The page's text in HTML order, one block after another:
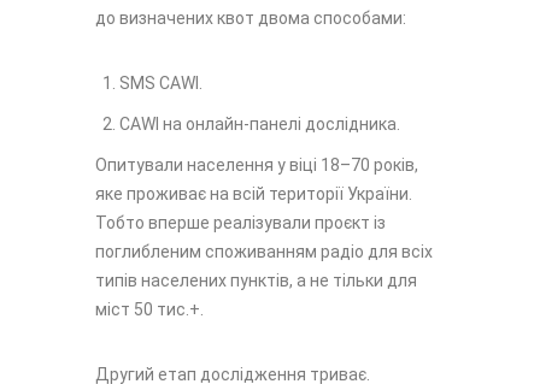
до визначених квот двома способами:
SMS CAWI.
CAWI на онлайн-панелі дослідника.
Опитували населення у віці 18–70 років,
яке проживає на всій території України.
Тобто вперше реалізували проєкт із
поглибленим споживанням радіо для всіх
типів населених пунктів, а не тільки для
міст 50 тис.+.
Другий етап дослідження триває.